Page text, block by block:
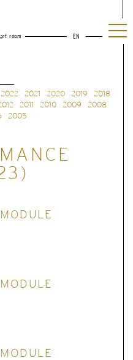
room EN
2022 2021 2020 2019
2018
2011 2010 2009
2008
2005